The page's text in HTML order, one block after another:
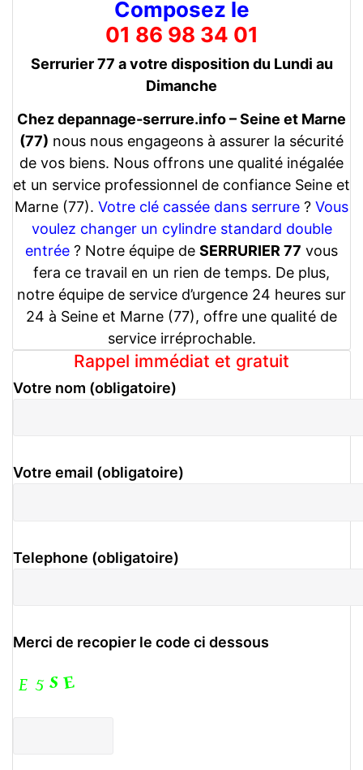
Composez le
01 86 98 34 01
Serrurier 77 a votre disposition du Lundi au
Dimanche
Chez depannage-serrure.info – Seine et Marne
(77) nous nous engageons à assurer la sécurité
de vos biens. Nous offrons une qualité inégalée
et un service professionnel de confiance Seine et
Marne (77). Votre clé cassée dans serrure ? Vous
voulez changer un cylindre standard double
entrée ? Notre équipe de SERRURIER 77 vous
fera ce travail en un rien de temps. De plus,
notre équipe de service d’urgence 24 heures sur
24 à Seine et Marne (77), offre une qualité de
service irréprochable.
Rappel immédiat et gratuit
Votre nom (obligatoire)
Votre email (obligatoire)
Telephone (obligatoire)
Merci de recopier le code ci dessous